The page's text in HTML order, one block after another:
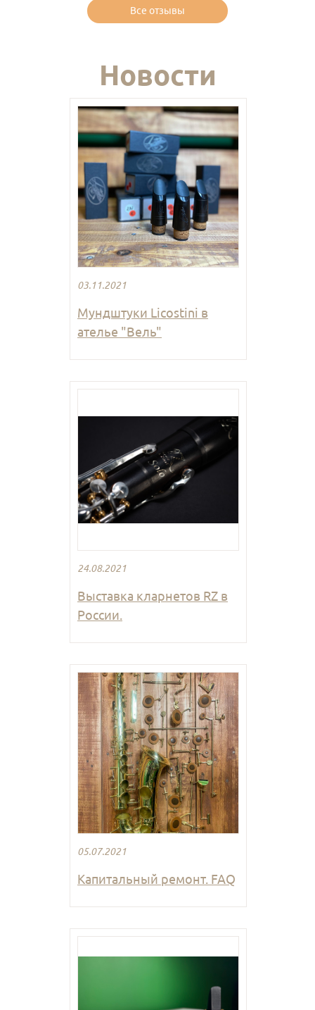
Все отзывы
Новости
03.11.2021
Мундштуки Licostini в
ателье "Вель"
24.08.2021
Выставка кларнетов RZ в
России.
05.07.2021
Капитальный ремонт. FAQ